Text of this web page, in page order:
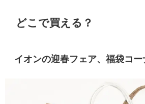
どこで買える？
イオンの迎春フェア、福袋コー